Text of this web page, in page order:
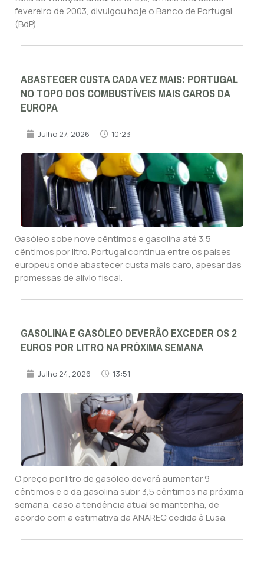
fevereiro de 2003, divulgou hoje o Banco de Portugal
(BdP).
ABASTECER CUSTA CADA VEZ MAIS: PORTUGAL
NO TOPO DOS COMBUSTÍVEIS MAIS CAROS DA
EUROPA
Julho 27, 2026 10:23
Gasóleo sobe nove cêntimos e gasolina até 3,5
cêntimos por litro. Portugal continua entre os países
europeus onde abastecer custa mais caro, apesar das
promessas de alívio fiscal.
GASOLINA E GASÓLEO DEVERÃO EXCEDER OS 2
EUROS POR LITRO NA PRÓXIMA SEMANA
Julho 24, 2026 13:51
O preço por litro de gasóleo deverá aumentar 9
cêntimos e o da gasolina subir 3,5 cêntimos na próxima
semana, caso a tendência atual se mantenha, de
acordo com a estimativa da ANAREC cedida à Lusa.